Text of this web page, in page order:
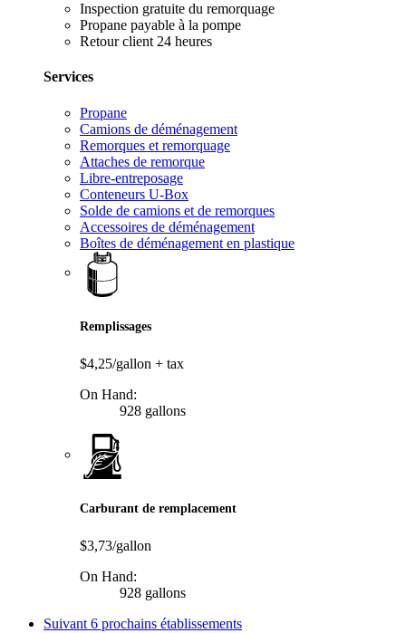
Inspection gratuite du remorquage
Propane payable à la pompe
Retour client 24 heures
Services
Propane
Camions de déménagement
Remorques et remorquage
Attaches de remorque
Libre-entreposage
Conteneurs U-Box
Solde de camions et de remorques
Accessoires de déménagement
Boîtes de déménagement en plastique
Remplissages
$4,25/gallon + tax
On Hand:
928 gallons
Carburant de remplacement
$3,73/gallon
On Hand:
928 gallons
Suivant 6 prochains établissements